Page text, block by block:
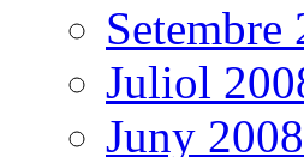
Setembre
Juliol
Juny 2008